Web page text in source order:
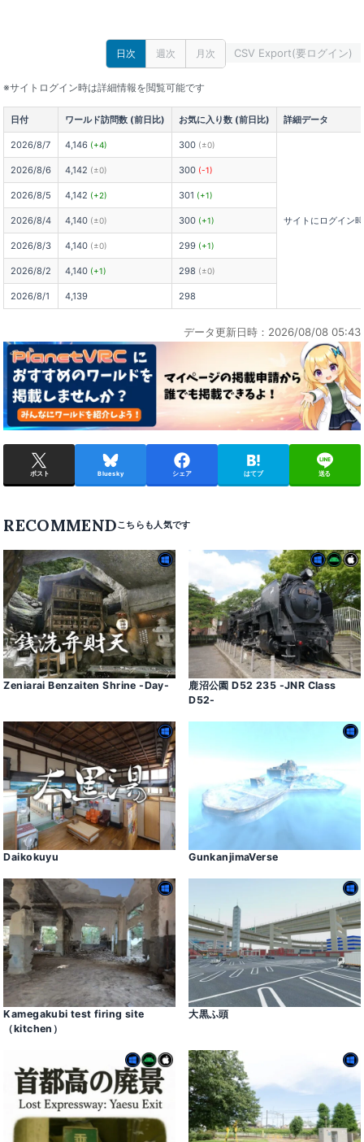
日次 週次 月次 CSV Export(要ログイン)
※サイトログイン時は詳細情報を閲覧可能です
日付 ワールド訪問数 (前日比) お気に入り数 (前日比) 詳細データ
2026/8/7 4,146 (+4) 300 (±0)
サイトにログイン
2026/8/6 4,142 (±0) 300 (-1)
2026/8/5 4,142 (+2) 301 (+1)
2026/8/4 4,140 (±0) 300 (+1)
2026/8/3 4,140 (±0) 299 (+1)
2026/8/2 4,140 (+1) 298 (±0)
2026/8/1 4,139 298
データ更新日時：2026/08/08 05:43
ポスト Bluesky シェア はてブ 送る
RECOMMEND
Zeniarai Benzaiten Shrine -Day-
鹿沼公園 D52 235 -JNR Class
D52-
Daikokuyu GunkanjimaVerse
Kamegakubi test firing site
（kitchen）
大黒ふ頭